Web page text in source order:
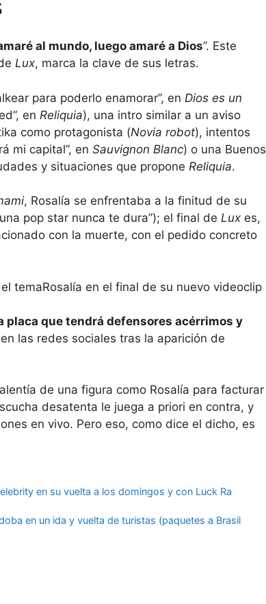
al mundo, luego amaré a Dios”. Este
Lux, marca la clave de sus letras.
para poderlo enamorar”, en Dios es un
en Reliquia), una intro similar a un aviso
como protagonista (Novia robot), intentos
mi capital”, en Sauvignon Blanc) o una Buenos
y situaciones que propone Reliquia.
, Rosalía se enfrentaba a la finitud de su
pop star nunca te dura”); el final de Lux es,
con la muerte, con el pedido concreto
Rosalía en el final de su nuevo videoclip
placa que tendrá defensores acérrimos y
las redes sociales tras la aparición de
de una figura como Rosalía para facturar
desatenta le juega a priori en contra, y
en vivo. Pero eso, como dice el dicho, es
en su vuelta a los domingos y con Luck Ra
en un ida y vuelta de turistas (paquetes a Brasil